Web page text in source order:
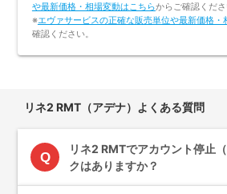
や最新価格・相場変動はこちらからご確認くださ
※エヴァサービスの正確な販売単位や最新価格・
確認ください。
リネ2 RMT（アデナ）よくある質問
Q
リネ2 RMTでアカウント停止
クはありますか？